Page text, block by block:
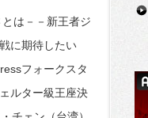
とは－－新王者ジ
に期待したい
フォークスタ
ルター級王座決